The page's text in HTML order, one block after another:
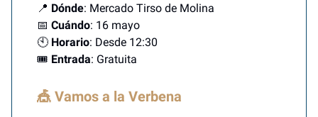
📍 Dónde: Mercado Tirso de Molina
📅 Cuándo: 16 mayo
🕙 Horario: Desde 12:30
🎟️ Entrada: Gratuita
🎪 Vamos a la Verbena